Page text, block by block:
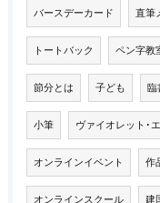
バースデーカード 直筆
トートバック ペン字教
節分とは 子ども 臨
小筆 ヴァイオレット･
オンラインイベント 作
オンラインスクール 建